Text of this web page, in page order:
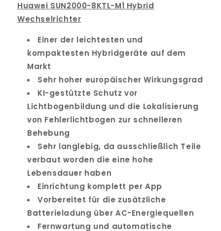
Huawei SUN2000-8KTL-M1 Hybrid
Wechselrichter
Einer der leichtesten und
kompaktesten Hybridgeräte auf dem
Markt
Sehr hoher europäischer Wirkungsgrad
KI-gestützte Schutz vor
Lichtbogenbildung und die Lokalisierung
von Fehlerlichtbogen zur schnelleren
Behebung
Sehr langlebig, da ausschließlich Teile
verbaut worden die eine hohe
Lebensdauer haben
Einrichtung komplett per App
Vorbereitet für die zusätzliche
Batterieladung über AC-Energiequellen
Fernwartung und automatische